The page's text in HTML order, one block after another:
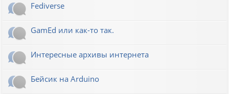
Fediverse
GamEd или как-то так.
Интересные архивы интернета
Бейсик на Arduino